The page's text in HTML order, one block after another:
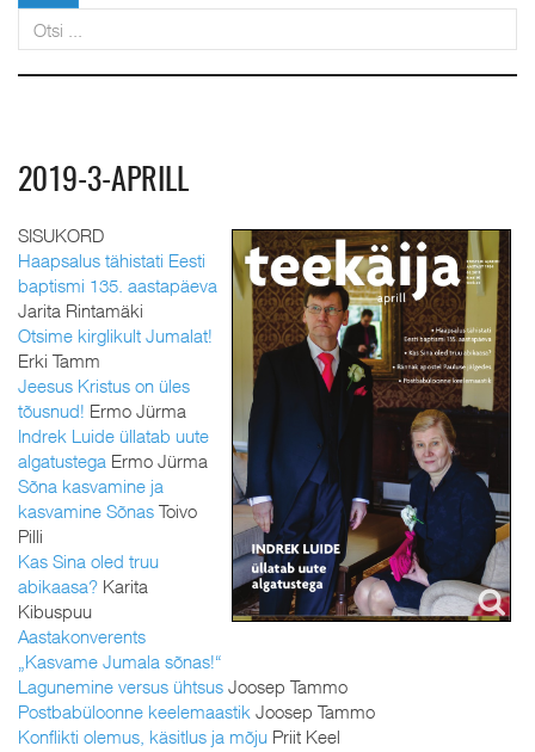
2019-3-APRILL
SISUKORD
Haapsalus tähistati Eesti
baptismi 135. aastapäeva
Jarita Rintamäki
Otsime kirglikult Jumalat!
Erki Tamm
Jeesus Kristus on üles
tõusnud! Ermo Jürma
Indrek Luide üllatab uute
algatustega Ermo Jürma
Sõna kasvamine ja
kasvamine Sõnas Toivo
Pilli
Kas Sina oled truu
abikaasa? Karita
Kibuspuu
Aastakonverents
„Kasvame Jumala sõnas!“
Lagunemine versus ühtsus Joosep Tammo
Postbabüloonne keelemaastik Joosep Tammo
Konflikti olemus, käsitlus ja mõju Priit Keel